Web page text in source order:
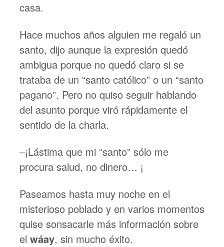
casa.
Hace muchos años alguien me regaló un
santo, dijo aunque la expresión quedó
ambigua porque no quedó claro si se
trataba de un “santo católico” o un “santo
pagano”. Pero no quiso seguir hablando
del asunto porque viró rápidamente el
sentido de la charla.
–¡Lástima que mi “santo” sólo me
procura salud, no dinero… ¡
Paseamos hasta muy noche en el
misterioso poblado y en varios momentos
quise sonsacarle más información sobre
el wáay, sin mucho éxito.